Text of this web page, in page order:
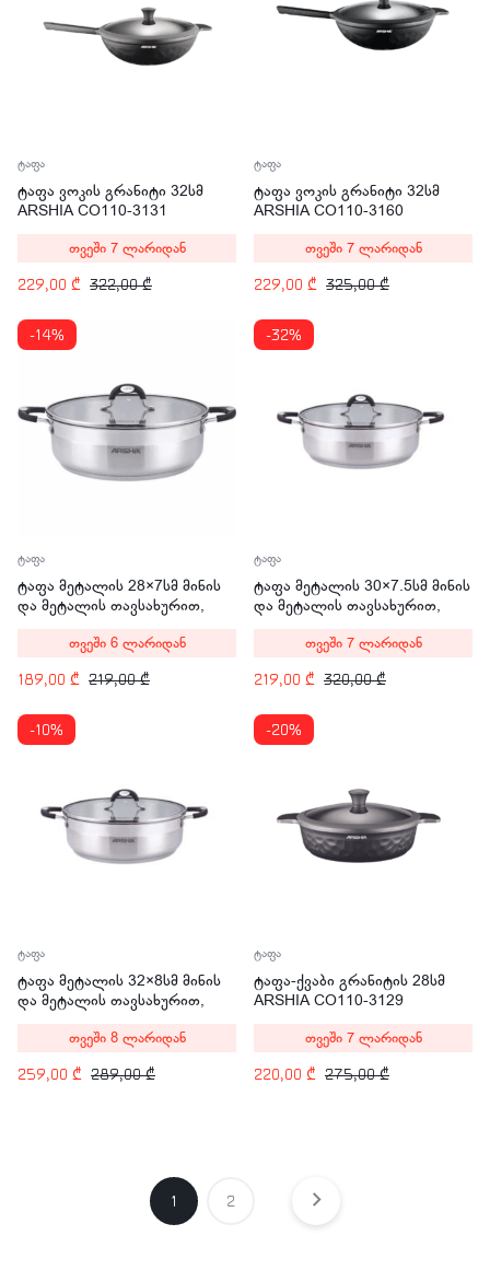
ტაფა
ტაფა ვოკის გრანიტი 32სმ
ARSHIA CO110-3131
322,00₾
229,00 ₾
თვეში 7 ლარიდან
ტაფა
ტაფა ვოკის გრანიტი 32სმ
ARSHIA CO110-3160
325,00₾
229,00 ₾
თვეში 7 ლარიდან
-14%
ტაფა
ტაფა მეტალის 28×7სმ მინის
და მეტალის თავსახურით,
SS478-3086
219,00₾
189,00 ₾
თვეში 6 ლარიდან
-32%
ტაფა
ტაფა მეტალის 30×7.5სმ მინის
და მეტალის თავსახურით,
SS478-3087
320,00₾
219,00 ₾
თვეში 7 ლარიდან
-10%
ტაფა
ტაფა მეტალის 32×8სმ მინის
და მეტალის თავსახურით,
SS478-3089
289,00₾
259,00 ₾
თვეში 8 ლარიდან
-20%
ტაფა
ტაფა-ქვაბი გრანიტის 28სმ
ARSHIA CO110-3129
275,00₾
220,00 ₾
თვეში 7 ლარიდან
1 2